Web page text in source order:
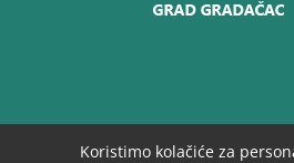
Koristimo kolačiće za